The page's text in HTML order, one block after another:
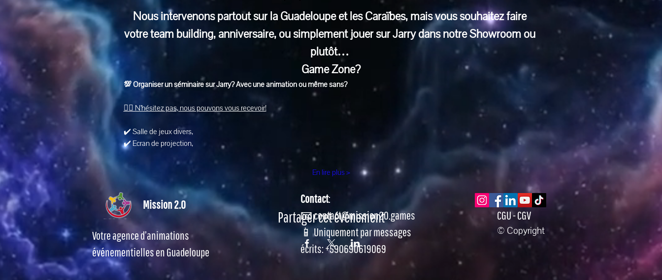
Nous intervenons partout sur la Guadeloupe et les Caraïbes, mais vous souhaitez faire
votre team building, anniversaire, ou simplement jouer sur Jarry dans notre Showroom ou
plutôt…
Game Zone?
💯 Organiser un séminaire sur Jarry? Avec une animation ou même sans?
👉🏽 N’hésitez pas, nous pouvons vous recevoir!
✔️ Salle de jeux divers,
✔️ Ecran de projection,
En lire plus >
Partager cet événement
Mission 2.0
Votre agence d’animations
événementielles en Guadeloupe
Contact:
📧 contact@mission20.games
📱 Uniquement par messages
écrits: +590690619069
CGU - CGV
© Copyright